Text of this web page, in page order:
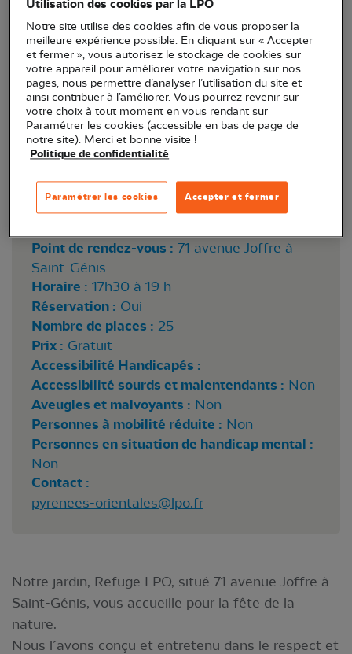
Refuge LPO, à Saint-Génis,
Point de rendez-vous : 71 avenue Joffre à
Saint-Génis
Horaire : 17h30 à 19 h
Réservation : Oui
Nombre de places : 25
Prix : Gratuit
Accessibilité Handicapés :
Accessibilité sourds et malentendants : Non
Aveugles et malvoyants : Non
Personnes à mobilité réduite : Non
Personnes en situation de handicap mental :
Non
Contact :
pyrenees-orientales@lpo.fr
Notre jardin, Refuge LPO, situé 71 avenue Joffre à
Saint-Génis, vous accueille pour la fête de la
nature.
Nous l´avons conçu et entretenu dans le respect et
Utilisation des cookies par la LPO
Notre site utilise des cookies afin de vous proposer la
meilleure expérience possible. En cliquant sur « Accepter
et fermer », vous autorisez le stockage de cookies sur
votre appareil pour améliorer votre navigation sur nos
pages, nous permettre d’analyser l’utilisation du site et
ainsi contribuer à l’améliorer. Vous pourrez revenir sur
votre choix à tout moment en vous rendant sur
Paramétrer les cookies (accessible en bas de page de
notre site). Merci et bonne visite !
Politique de confidentialité
Accepter et fermer
Paramétrer les cookies